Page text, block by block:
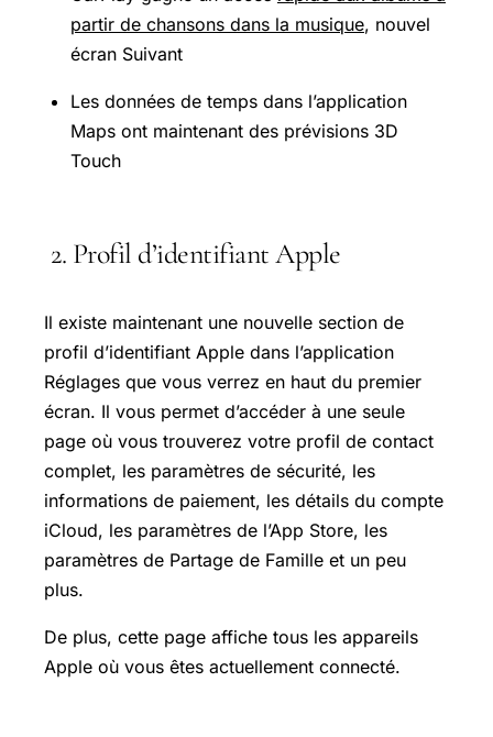
partir de chansons dans la musique, nouvel
écran Suivant
Les données de temps dans l’application
Maps ont maintenant des prévisions 3D
Touch
2. Profil d’identifiant Apple
Il existe maintenant une nouvelle section de
profil d’identifiant Apple dans l’application
Réglages que vous verrez en haut du premier
écran. Il vous permet d’accéder à une seule
page où vous trouverez votre profil de contact
complet, les paramètres de sécurité, les
informations de paiement, les détails du compte
iCloud, les paramètres de l’App Store, les
paramètres de Partage de Famille et un peu
plus.
De plus, cette page affiche tous les appareils
Apple où vous êtes actuellement connecté.